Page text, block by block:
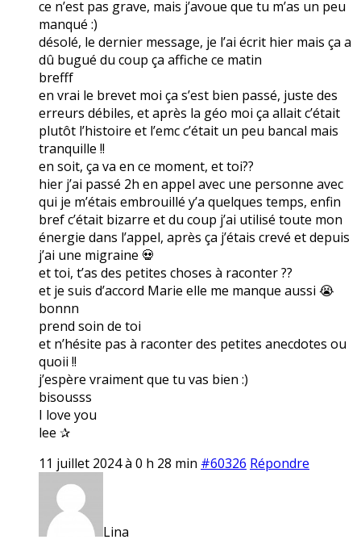
ce n’est pas grave, mais j’avoue que tu m’as un peu
manqué :)
désolé, le dernier message, je l’ai écrit hier mais ça a
dû bugué du coup ça affiche ce matin
brefff
en vrai le brevet moi ça s’est bien passé, juste des
erreurs débiles, et après la géo moi ça allait c’était
plutôt l’histoire et l’emc c’était un peu bancal mais
tranquille !!
en soit, ça va en ce moment, et toi??
hier j’ai passé 2h en appel avec une personne avec
qui je m’étais embrouillé y’a quelques temps, enfin
bref c’était bizarre et du coup j’ai utilisé toute mon
énergie dans l’appel, après ça j’étais crevé et depuis
j’ai une migraine 💀
et toi, t’as des petites choses à raconter ??
et je suis d’accord Marie elle me manque aussi 😭
bonnn
prend soin de toi
et n’hésite pas à raconter des petites anecdotes ou
quoii !!
j’espère vraiment que tu vas bien :)
bisousss
I love you
lee ✰
11 juillet 2024 à 0 h 28 min #60326 Répondre
Lina